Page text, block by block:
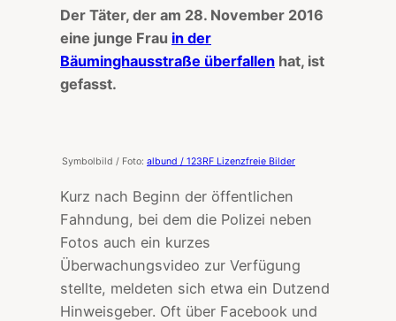
Der Täter, der am 28. November 2016
eine junge Frau in der
Bäuminghausstraße überfallen hat, ist
gefasst.
Symbolbild / Foto: albund / 123RF Lizenzfreie Bilder
Kurz nach Beginn der öffentlichen
Fahndung, bei dem die Polizei neben
Fotos auch ein kurzes
Überwachungsvideo zur Verfügung
stellte, meldeten sich etwa ein Dutzend
Hinweisgeber. Oft über Facebook und